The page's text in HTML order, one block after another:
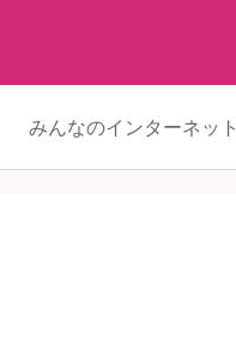
みんなのインターネット